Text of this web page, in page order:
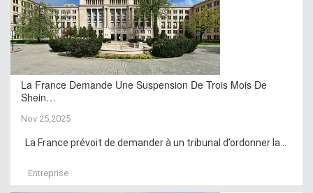
La France Demande Une Suspension De Trois Mois De
Shein…
Nov 25,2025
La France prévoit de demander à un tribunal d’ordonner la...
Entreprise